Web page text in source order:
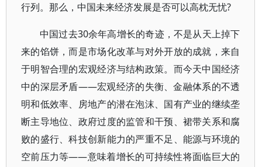
行列。那么，中国未来经济发展是否可以高枕无忧?
中国过去30余年高增长的奇迹，不是从天上掉下
来的馅饼，而是市场化改革与对外开放的成就，来自
于明智合理的宏观经济与结构政策。而今天中国经济
中的深层矛盾——宏观经济的失衡、金融体系的不透
明和低效率、房地产的潜在泡沫、国有产业的继续垄
断主导地位、政府过度的监管和干预、裙带关系和腐
败的盛行、科技创新能力的严重不足、能源与环境的
空前压力等——意味着增长的可持续性将面临巨大的